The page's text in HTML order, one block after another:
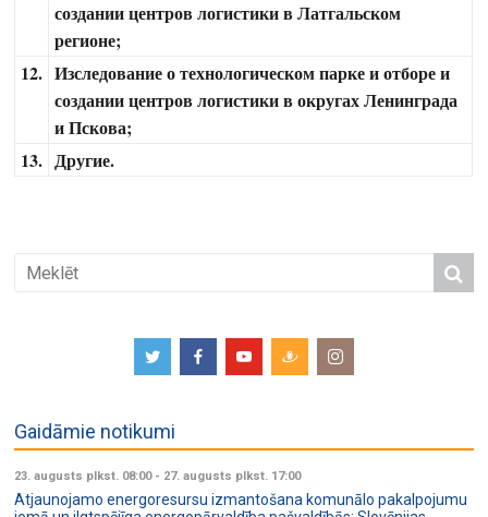
создании центров логистики в Латгальском
регионе;
12. Изследование о технологическом парке и отборе и
создании центров логистики в округах Ленинграда
и Пскова;
13. Другие.
Gaidāmie notikumi
23. augusts plkst. 08:00- 27. augusts plkst. 17:00
Atjaunojamo energoresursu izmantošana komunālo pakalpojumu